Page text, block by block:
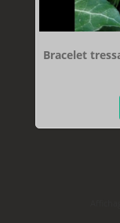
Bracelet